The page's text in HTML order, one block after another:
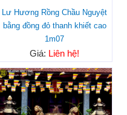
Lư Hương Rồng Chầu Nguyệt
bằng đồng đỏ thanh khiết cao
1m07
Giá: Liên hệ!